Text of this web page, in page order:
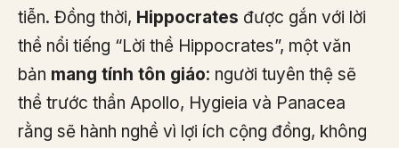
tiễn. Đồng thời, Hippocrates được gắn với lời
thề nổi tiếng “Lời thề Hippocrates”, một văn
bản mang tính tôn giáo: người tuyên thệ sẽ
thề trước thần Apollo, Hygieia và Panacea
rằng sẽ hành nghề vì lợi ích cộng đồng, không